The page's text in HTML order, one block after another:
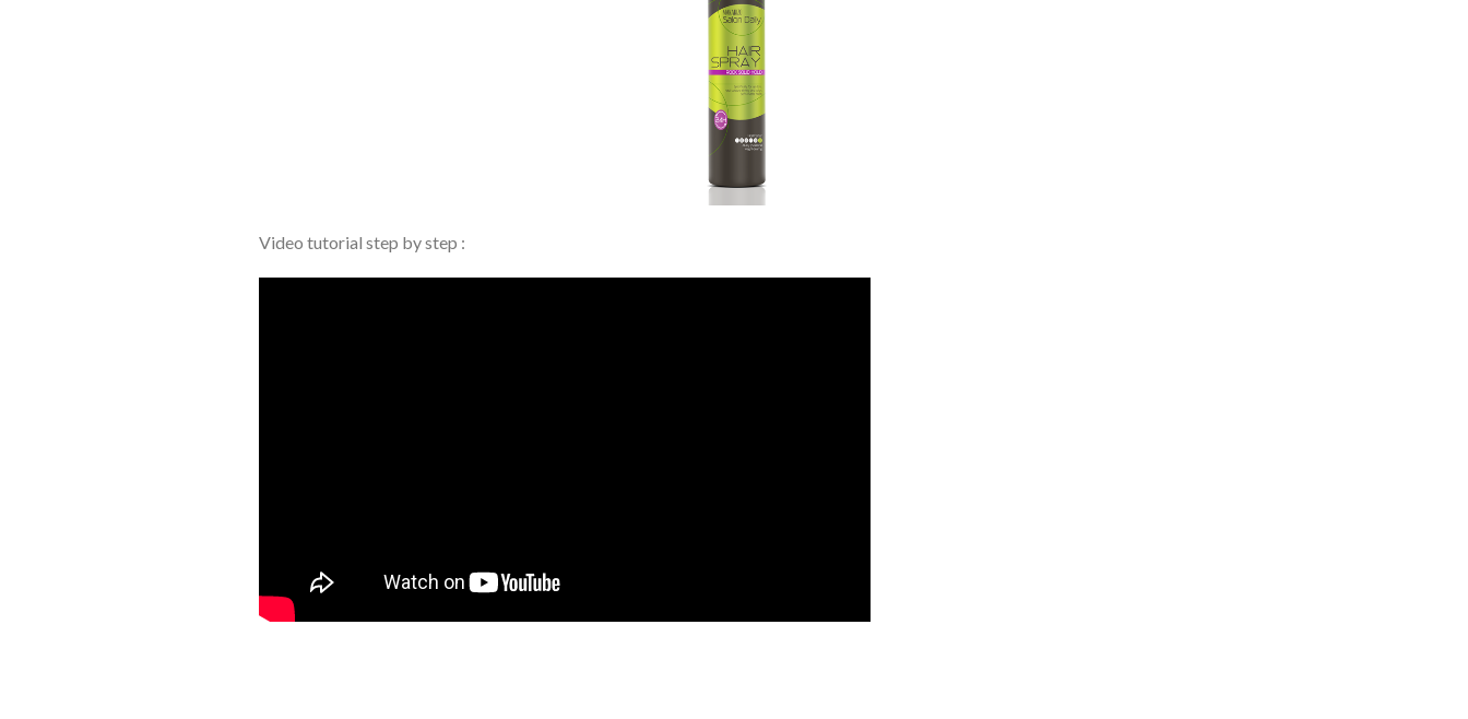
Video tutorial step by step :